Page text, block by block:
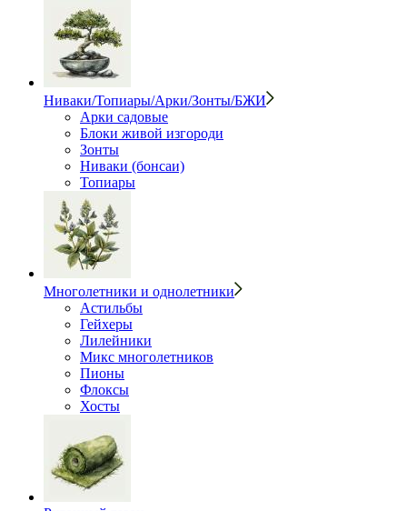
Ниваки/Топиары/Арки/Зонты/БЖИ
Арки садовые
Блоки живой изгороди
Зонты
Ниваки (бонсаи)
Топиары
Многолетники и однолетники
Астильбы
Гейхеры
Лилейники
Микс многолетников
Пионы
Флоксы
Хосты